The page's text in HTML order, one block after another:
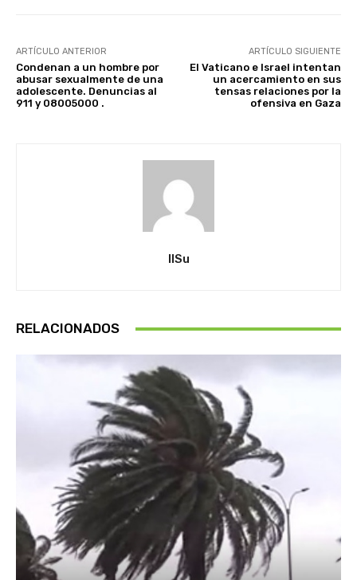
ARTÍCULO ANTERIOR
Condenan a un hombre por
abusar sexualmente de una
adolescente. Denuncias al
911 y 08005000 .
ARTÍCULO SIGUIENTE
El Vaticano e Israel intentan
un acercamiento en sus
tensas relaciones por la
ofensiva en Gaza
IlSu
RELACIONADOS